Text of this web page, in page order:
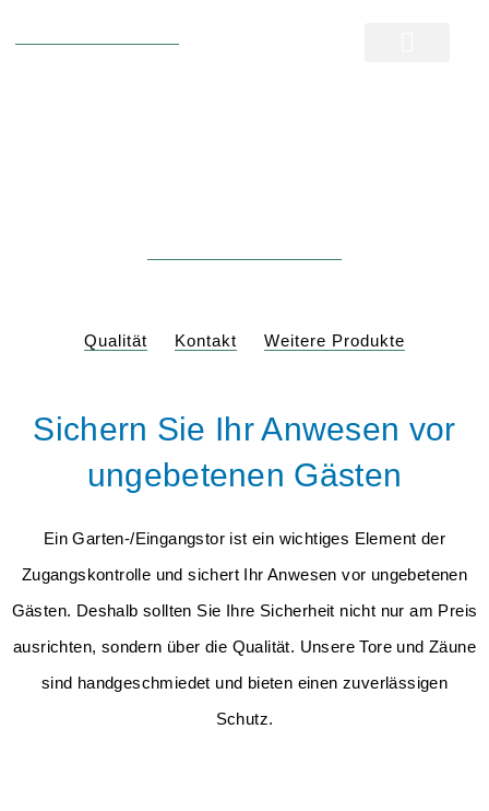
Qualität Kontakt Weitere Produkte
Sichern Sie Ihr Anwesen vor
ungebetenen Gästen
Ein Garten-/Eingangstor ist ein wichtiges Element der
Zugangskontrolle und sichert Ihr Anwesen vor ungebetenen
Gästen. Deshalb sollten Sie Ihre Sicherheit nicht nur am Preis
ausrichten, sondern über die Qualität. Unsere Tore und Zäune
sind handgeschmiedet und bieten einen zuverlässigen
Schutz.